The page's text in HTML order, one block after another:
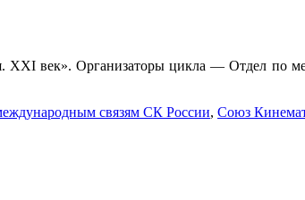
XXI век». Организаторы цикла — Отдел по
связям СК России, Союз